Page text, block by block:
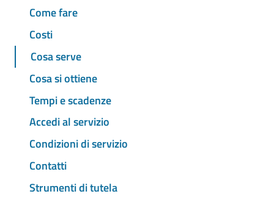
Come fare
Costi
Cosa serve
Cosa si ottiene
Tempi e scadenze
Accedi al servizio
Condizioni di servizio
Contatti
Strumenti di tutela